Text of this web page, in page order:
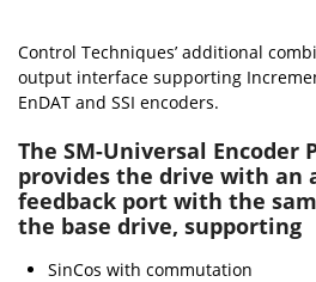
Control Techniques’ additional
output interface supporting
EnDAT and SSI encoders.
The SM-Universal Encoder
provides the drive with an
feedback port with the
the base drive, supporting
SinCos with commutation